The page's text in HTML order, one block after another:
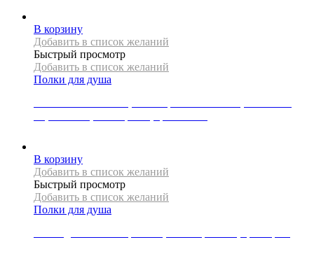
В корзину
Добавить в список желаний
Быстрый просмотр
Добавить в список желаний
Полки для душа
В корзину
Добавить в список желаний
Быстрый просмотр
Добавить в список желаний
Полки для душа